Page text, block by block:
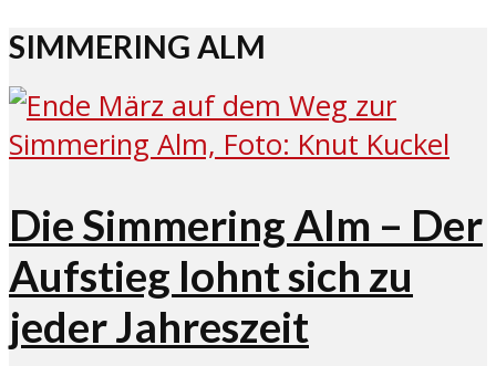
SIMMERING ALM
Die Simmering Alm – Der
Aufstieg lohnt sich zu
jeder Jahreszeit